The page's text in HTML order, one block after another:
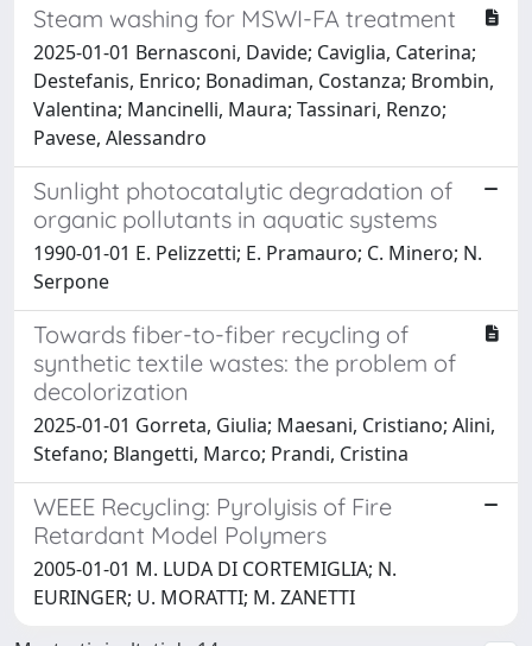
Steam washing for MSWI-FA treatment
2025-01-01 Bernasconi, Davide; Caviglia, Caterina;
Destefanis, Enrico; Bonadiman, Costanza; Brombin,
Valentina; Mancinelli, Maura; Tassinari, Renzo;
Pavese, Alessandro
Sunlight photocatalytic degradation of
organic pollutants in aquatic systems
1990-01-01 E. Pelizzetti; E. Pramauro; C. Minero; N.
Serpone
Towards fiber-to-fiber recycling of
synthetic textile wastes: the problem of
decolorization
2025-01-01 Gorreta, Giulia; Maesani, Cristiano; Alini,
Stefano; Blangetti, Marco; Prandi, Cristina
WEEE Recycling: Pyrolyisis of Fire
Retardant Model Polymers
2005-01-01 M. LUDA DI CORTEMIGLIA; N.
EURINGER; U. MORATTI; M. ZANETTI